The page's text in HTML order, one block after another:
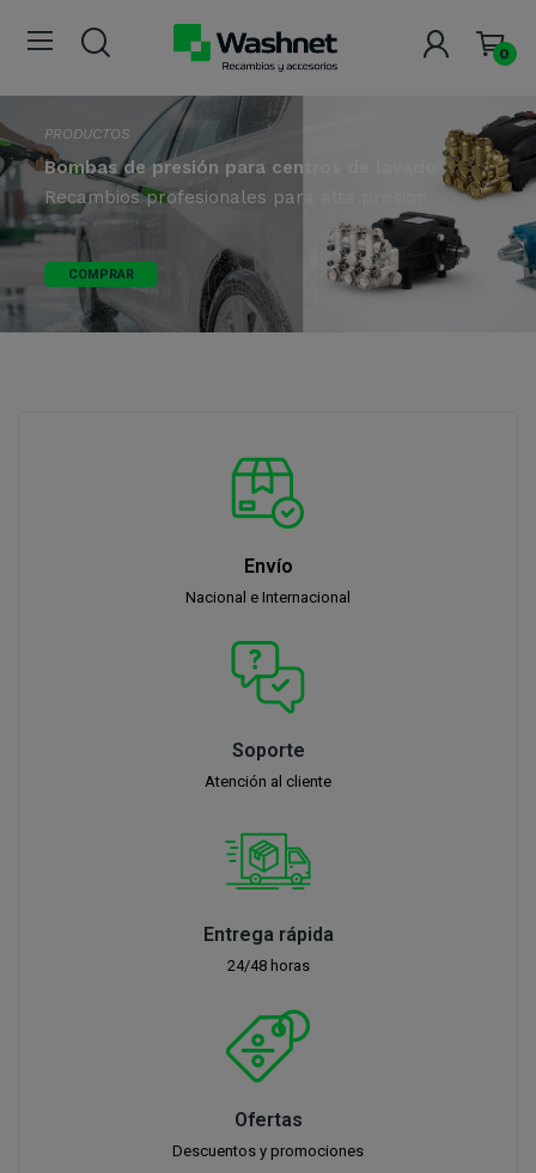
0
PRODUCTOS
Bombas de presión para centros de lavado
Recambios profesionales para alta presión
COMPRAR
Envío
Nacional e Internacional
Soporte
Atención al cliente
Entrega rápida
24/48 horas
Ofertas
Descuentos y promociones